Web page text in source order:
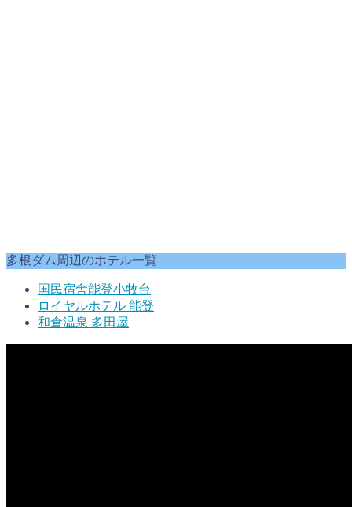
多根ダム周辺のホテル一覧
国民宿舎能登小牧台
ロイヤルホテル 能登
和倉温泉 多田屋